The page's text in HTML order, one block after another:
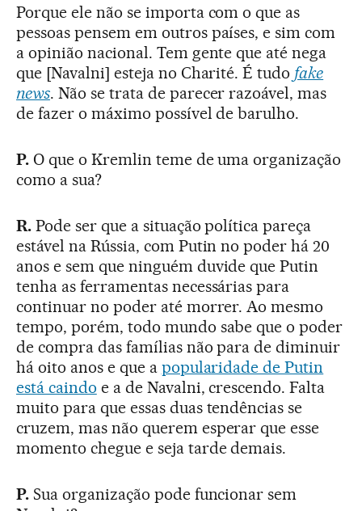
Porque ele não se importa com o que as
pessoas pensem em outros países, e sim com
a opinião nacional. Tem gente que até nega
que [Navalni] esteja no Charité. É tudo fake
news. Não se trata de parecer razoável, mas
de fazer o máximo possível de barulho.
P.O que o Kremlin teme de uma organização
como a sua?
R.Pode ser que a situação política pareça
estável na Rússia, com Putin no poder há 20
anos e sem que ninguém duvide que Putin
tenha as ferramentas necessárias para
continuar no poder até morrer. Ao mesmo
tempo, porém, todo mundo sabe que o poder
de compra das famílias não para de diminuir
há oito anos e que a popularidade de Putin
está caindo e a de Navalni, crescendo. Falta
muito para que essas duas tendências se
cruzem, mas não querem esperar que esse
momento chegue e seja tarde demais.
P.Sua organização pode funcionar sem